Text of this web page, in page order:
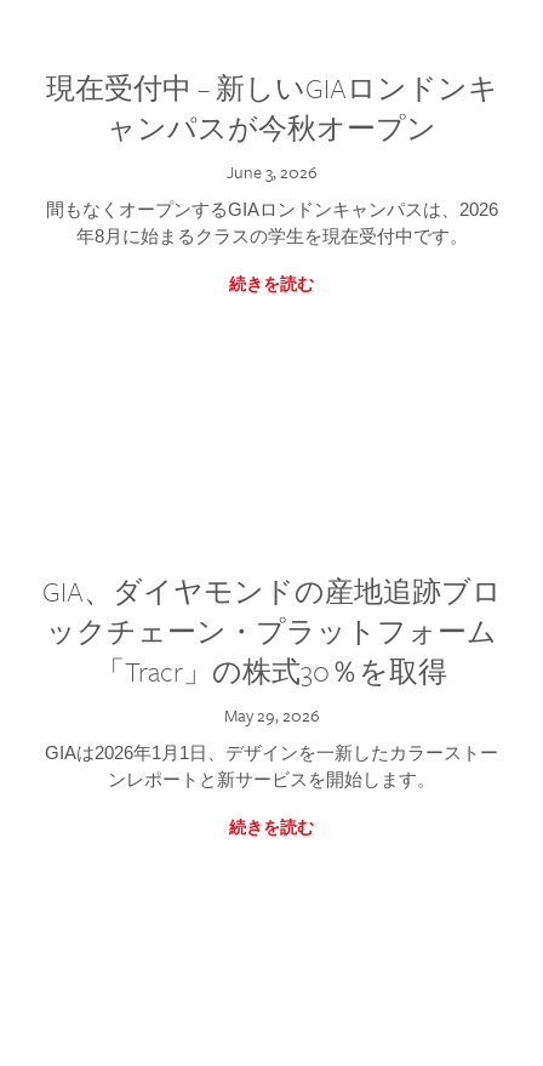
現在受付中 – 新しいGIAロンドンキ
ャンパスが今秋オープン
June 3, 2026
間もなくオープンするGIAロンドンキャンパスは、2026
年8月に始まるクラスの学生を現在受付中です。
続きを読む
GIA、ダイヤモンドの産地追跡ブロ
ックチェーン・プラットフォーム
「Tracr」の株式30％を取得
May 29, 2026
GIAは2026年1月1日、デザインを一新したカラーストー
ンレポートと新サービスを開始します。
続きを読む